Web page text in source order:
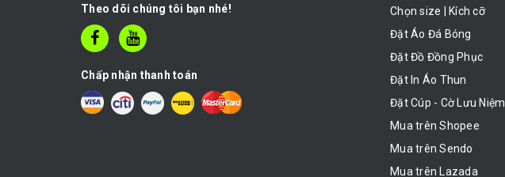
Theo dõi chúng tôi bạn nhé!
Chấp nhận thanh toán
Chọn size | Kích cỡ
Đặt Áo Đá Bóng
Đặt Đồ Đồng Phục
Đặt In Áo Thun
Đặt Cúp - Cờ Lưu Niệm
Mua trên Shopee
Mua trên Sendo
Mua trên Lazada